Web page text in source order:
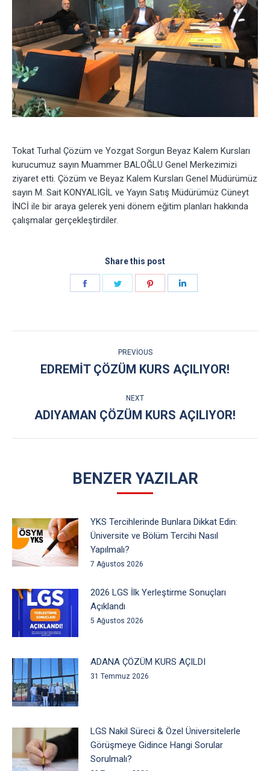
Tokat Turhal Çözüm ve Yozgat Sorgun Beyaz Kalem Kursları
kurucumuz sayın Muammer BALOĞLU Genel Merkezimizi
ziyaret etti. Çözüm ve Beyaz Kalem Kursları Genel Müdürümüz
sayın M. Sait KONYALIGİL ve Yayın Satış Müdürümüz Cüneyt
İNCİ ile bir araya gelerek yeni dönem eğitim planları hakkında
çalışmalar gerçekleştirdiler.
Share this post
NAVIGATION
PREVIOUS
Previous
EDREMİT ÇÖZÜM KURS AÇILIYOR!
NEXT
Next
ADIYAMAN ÇÖZÜM KURS AÇILIYOR!
BENZER YAZILAR
YKS Tercihlerinde Bunlara Dikkat Edin:
Üniversite ve Bölüm Tercihi Nasıl
Yapılmalı?
7 Ağustos 2026
2026 LGS İlk Yerleştirme Sonuçları
Açıklandı
5 Ağustos 2026
ADANA ÇÖZÜM KURS AÇILDI
31 Temmuz 2026
LGS Nakil Süreci & Özel Üniversitelerle
Görüşmeye Gidince Hangi Sorular
Sorulmalı?